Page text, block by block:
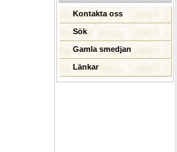
Kontakta oss
Sök
Gamla smedjan
Länkar